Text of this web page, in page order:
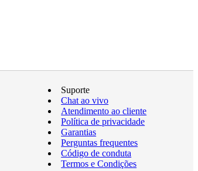
Suporte
Chat ao vivo
Atendimento ao cliente
Política de privacidade
Garantias
Perguntas frequentes
Código de conduta
Termos e Condições